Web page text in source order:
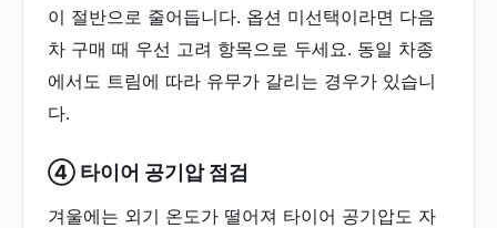
이 절반으로 줄어듭니다. 옵션 미선택이라면 다음
차 구매 때 우선 고려 항목으로 두세요. 동일 차종
에서도 트림에 따라 유무가 갈리는 경우가 있습니
다.
④ 타이어 공기압 점검
겨울에는 외기 온도가 떨어져 타이어 공기압도 자